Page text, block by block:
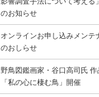
のお知らせ
オンラインお申し込みメンテ
のおしらせ
野鳥図鑑画家・谷口高司氏 作
「私の心に棲む鳥」開催